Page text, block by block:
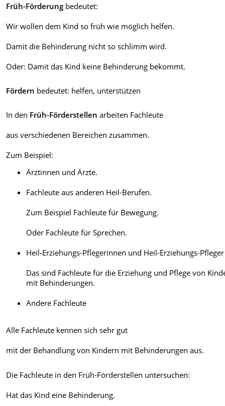
Früh-Förderung bedeutet:
Wir wollen dem Kind so früh wie möglich helfen.
Damit die Behinderung nicht so schlimm wird.
Oder: Damit das Kind keine Behinderung bekommt.
Fördern bedeutet: helfen, unterstützen
In den Früh-Förderstellen arbeiten Fachleute
aus verschiedenen Bereichen zusammen.
Zum Beispiel:
Ärztinnen und Ärzte.
Fachleute aus anderen Heil-Berufen.
Zum Beispiel Fachleute für Bewegung.
Oder Fachleute für Sprechen.
Heil-Erziehungs-Pflegerinnen und Heil-Erziehungs-Pfleger
Das sind Fachleute für die Erziehung und Pflege von
mit Behinderungen.
Andere Fachleute
Alle Fachleute kennen sich sehr gut
mit der Behandlung von Kindern mit Behinderungen aus.
Die Fachleute in den Früh-Förderstellen untersuchen:
Hat das Kind eine Behinderung.